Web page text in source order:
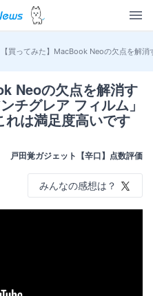
【買ってみた】MacBook Neoの欠点を解
Neoの欠点を解消す
チグレア フィルム」
は満足度高いです
戸田覚ガジェット【辛口】点数評価
みんなの感想は？